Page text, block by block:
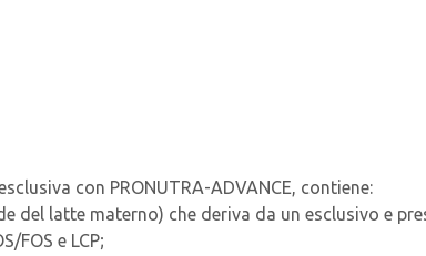
con PRONUTRA-ADVANCE, contiene:
del latte materno) che deriva da un esclusivo e
FOS e LCP;